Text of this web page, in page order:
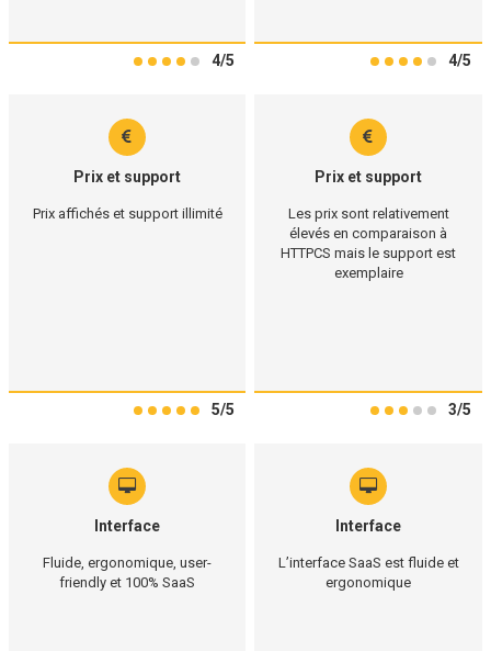
4/5 4/5
Prix et support
Prix affichés et support illimité
5/5
Prix et support
Les prix sont relativement
élevés en comparaison à
HTTPCS mais le support est
exemplaire
3/5
Interface
Fluide, ergonomique, user-
friendly et 100% SaaS
Interface
L’interface SaaS est fluide et
ergonomique